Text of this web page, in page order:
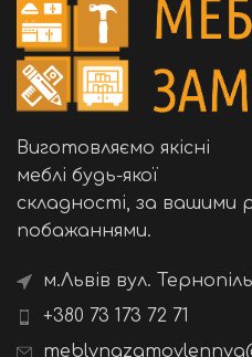
Виготовляємо якісні
меблі будь-якої
складності, за вашими
побажаннями.
м.Львів вул.
+380 73 173 72 71